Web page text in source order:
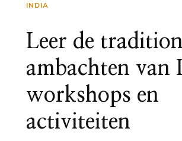
INDIA
Leer de
ambachten van
workshops en
activiteiten